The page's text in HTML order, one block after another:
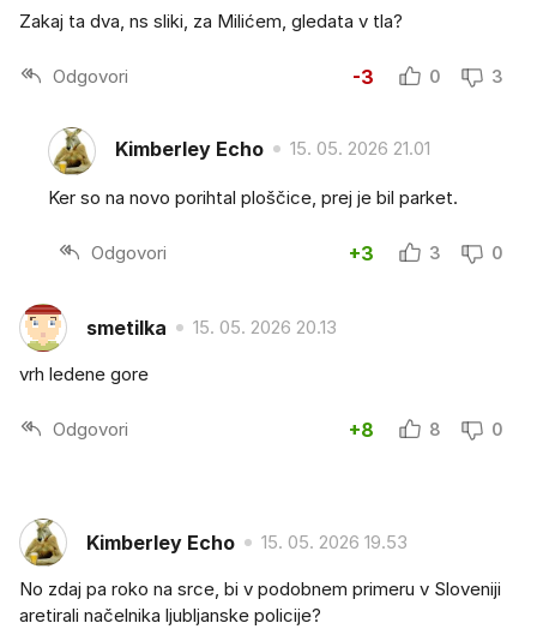
Zakaj ta dva, ns sliki, za Milićem, gledata v tla?
Odgovori -3 0 3
Kimberley Echo 15. 05. 2026 21.01
Ker so na novo porihtal ploščice, prej je bil parket.
Odgovori +3 3 0
smetilka 15. 05. 2026 20.13
vrh ledene gore
Odgovori +8 8 0
Kimberley Echo 15. 05. 2026 19.53
No zdaj pa roko na srce, bi v podobnem primeru v Sloveniji
aretirali načelnika ljubljanske policije?